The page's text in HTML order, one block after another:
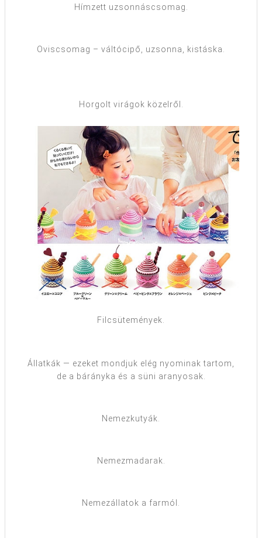
Hímzett uzsonnáscsomag.
Oviscsomag – váltócipő, uzsonna, kistáska.
Horgolt virágok közelről.
Filcsütemények.
Állatkák — ezeket mondjuk elég nyominak tartom,
de a bárányka és a süni aranyosak.
Nemezkutyák.
Nemezmadarak.
Nemezállatok a farmól.